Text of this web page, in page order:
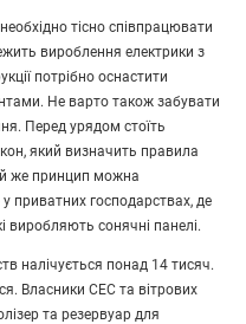
тісно співпрацювати
вироблення електрики з
потрібно оснастити
Не варто також забувати
Перед урядом стоїть
який визначить правила
же принцип можна
приватних господарствах, де
виробляють сонячні панелі.
налічується понад 14 тисяч.
Власники СЕС та вітрових
та резервуар для